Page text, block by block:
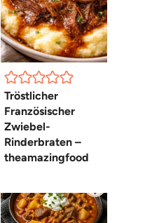
Tröstlicher
Französischer
Zwiebel-
Rinderbraten –
theamazingfood